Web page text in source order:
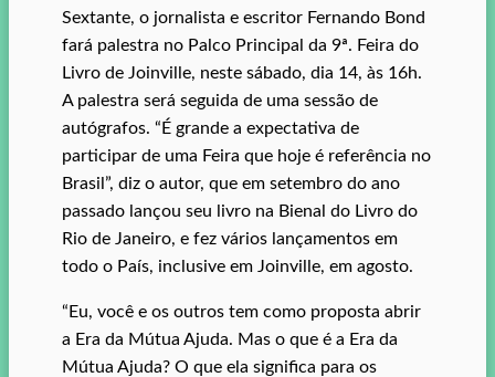
Sextante, o jornalista e escritor Fernando Bond
fará palestra no Palco Principal da 9ª. Feira do
Livro de Joinville, neste sábado, dia 14, às 16h.
A palestra será seguida de uma sessão de
autógrafos. “É grande a expectativa de
participar de uma Feira que hoje é referência no
Brasil”, diz o autor, que em setembro do ano
passado lançou seu livro na Bienal do Livro do
Rio de Janeiro, e fez vários lançamentos em
todo o País, inclusive em Joinville, em agosto.
“Eu, você e os outros tem como proposta abrir
a Era da Mútua Ajuda. Mas o que é a Era da
Mútua Ajuda? O que ela significa para os